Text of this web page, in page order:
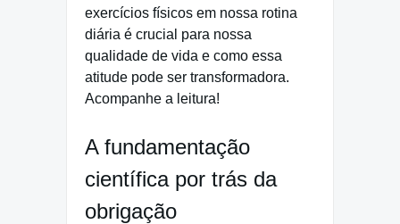
exercícios físicos em nossa rotina
diária é crucial para nossa
qualidade de vida e como essa
atitude pode ser transformadora.
Acompanhe a leitura!
A fundamentação
científica por trás da
obrigação